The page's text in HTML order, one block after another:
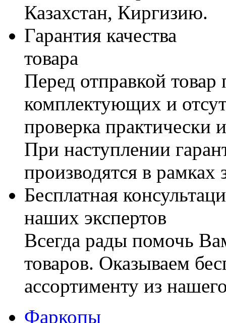
Казахстан, Киргизию.
Гарантия качества
товара
Перед отправкой товар
комплектующих и
проверка практически
При наступлении
производятся в рамках
Бесплатная
наших экспертов
Всегда рады помочь
товаров. Оказываем
ассортименту из
Фаркопы